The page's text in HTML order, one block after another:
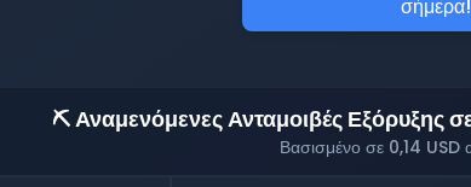
σήμερα!
⛏️ Αναμενόμενες Ανταμοιβές Εξόρυξης
Βασισμένο σε 0,14 USD